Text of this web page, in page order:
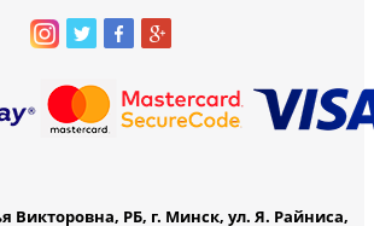
Викторовна, РБ, г. Минск, ул. Я. Райниса,